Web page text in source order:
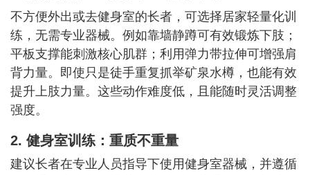
不方便外出或去健身室的长者，可选择居家轻量化训
练，无需专业器械。例如靠墙静蹲可有效锻炼下肢；
平板支撑能刺激核心肌群；利用弹力带拉伸可增强肩
背力量。即使只是徒手重复抓举矿泉水樽，也能有效
提升上肢力量。这些动作难度低，且能随时灵活调整
强度。
2. 健身室训练：重质不重量
建议长者在专业人员指导下使用健身室器械，并遵循